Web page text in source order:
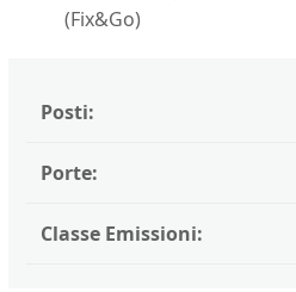
(Fix&Go)
Posti:
Porte:
Classe Emissioni: